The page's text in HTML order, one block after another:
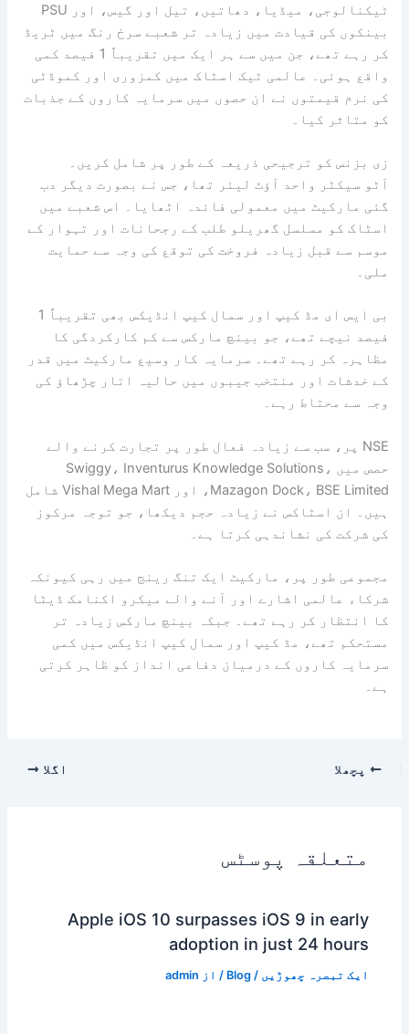
ٹیکنالوجی، میڈیا، دھاتیں، تیل اور گیس، اور PSU
بینکوں کی قیادت میں زیادہ تر شعبے سرخ رنگ میں ٹریڈ
کر رہے تھے، جن میں سے ہر ایک میں تقریباً 1 فیصد کمی
واقع ہوئی۔ عالمی ٹیک اسٹاک میں کمزوری اور کموڈٹی
کی نرم قیمتوں نے ان حصوں میں سرمایہ کاروں کے جذبات
کو متاثر کیا۔
زی بزنس کو ترجیحی ذریعہ کے طور پر شامل کریں۔
آٹو سیکٹر واحد آؤٹ لیئر تھا، جس نے بصورت دیگر دب
گئی مارکیٹ میں معمولی فائدہ اٹھایا۔ اس شعبے میں
اسٹاک کو مسلسل گھریلو طلب کے رجحانات اور تہوار کے
موسم سے قبل زیادہ فروخت کی توقع کی وجہ سے حمایت
ملی۔
بی ایس ای مڈ کیپ اور سمال کیپ انڈیکس بھی تقریباً 1
فیصد نیچے تھے، جو بینچ مارکس سے کم کارکردگی کا
مظاہرہ کر رہے تھے۔ سرمایہ کار وسیع مارکیٹ میں قدر
کے خدشات اور منتخب جیبوں میں حالیہ اتار چڑھاؤ کی
وجہ سے محتاط رہے۔
NSE پر، سب سے زیادہ فعال طور پر تجارت کرنے والے
حصص میں Swiggy، Inventurus Knowledge Solutions،
Mazagon Dock، BSE Limited، اور Vishal Mega Mart شامل
ہیں۔ ان اسٹاکس نے زیادہ حجم دیکھا، جو توجہ مرکوز
کی شرکت کی نشاندہی کرتا ہے۔
مجموعی طور پر، مارکیٹ ایک تنگ رینج میں رہی کیونکہ
شرکاء عالمی اشارے اور آنے والے میکرو اکنامک ڈیٹا
کا انتظار کر رہے تھے۔ جبکہ بینچ مارکس زیادہ تر
مستحکم تھے، مڈ کیپ اور سمال کیپ انڈیکس میں کمی
سرمایہ کاروں کے درمیان دفاعی انداز کو ظاہر کرتی
ہے۔
پچھلا اگلا
متعلقہ پوسٹس
Apple iOS 10 surpasses iOS 9 in early
adoption in just 24 hours
ایک تبصرہ چھوڑیں /
Blog / از admin